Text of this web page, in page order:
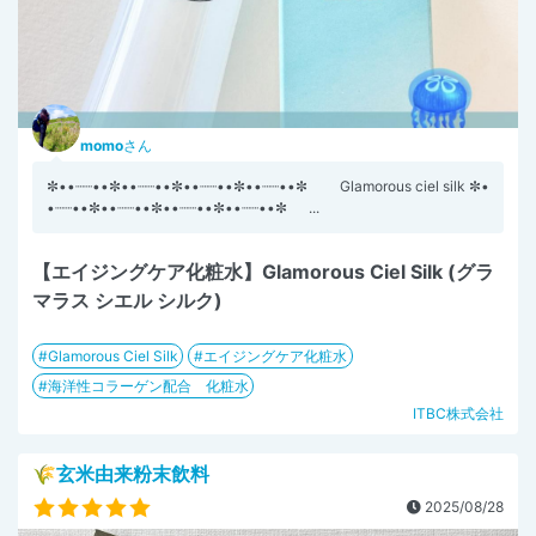
momoさん
✼••┈┈••✼••┈┈••✼••┈┈••✼••┈┈••✼ Glamorous ciel silk ✼•
•┈┈••✼••┈┈••✼••┈┈••✼••┈┈••✼ ...
【エイジングケア化粧水】Glamorous Ciel Silk (グラ
マラス シエル シルク)
Glamorous Ciel Silk
エイジングケア化粧水
海洋性コラーゲン配合 化粧水
ITBC株式会社
🌾玄米由来粉末飲料
2025/08/28